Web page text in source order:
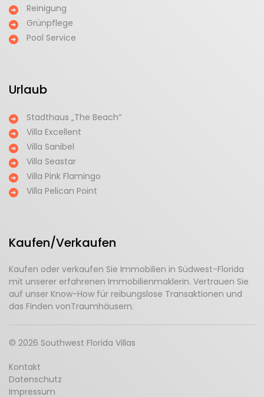
Reinigung
Grünpflege
Pool Service
Urlaub
Stadthaus „The Beach“
Villa Excellent
Villa Sanibel
Villa Seastar
Villa Pink Flamingo
Villa Pelican Point
Kaufen/Verkaufen
Kaufen oder verkaufen Sie Immobilien in Südwest-Florida
mit unserer erfahrenen Immobilienmaklerin. Vertrauen Sie
auf unser Know-How für reibungslose Transaktionen und
das Finden vonTraumhäusern.
© 2026 Southwest Florida Villas
Kontakt
Datenschutz
Impressum